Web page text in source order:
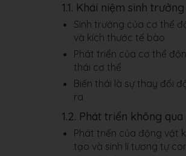
1.1. Khái niệm sinh
Sinh trưởng của cơ thể
và kích thước tế bào
Phát triển của cơ thể
thái cơ thể
Biến thái là sự thay đổi
ra
1.2. Phát triển không
Phát triển của động vật
tạo và sinh lí tương tự